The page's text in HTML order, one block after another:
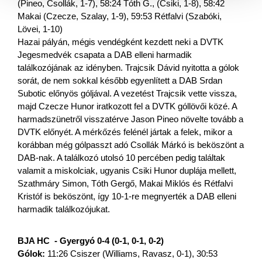
(Pineo, Csollák, 1-7), 58:24 Tóth G., (Csiki, 1-8), 58:42
Makai (Czecze, Szalay, 1-9), 59:53 Rétfalvi (Szabóki,
Lövei, 1-10)
Hazai pályán, mégis vendégként kezdett neki a DVTK
Jegesmedvék csapata a DAB elleni harmadik
találkozójának az idényben. Trajcsik Dávid nyitotta a gólok
sorát, de nem sokkal később egyenlített a DAB Srdan
Subotic előnyös góljával. A vezetést Trajcsik vette vissza,
majd Czecze Hunor iratkozott fel a DVTK góllövői közé. A
harmadszünetről visszatérve Jason Pineo növelte tovább a
DVTK előnyét. A mérkőzés felénél jártak a felek, mikor a
korábban még gólpasszt adó Csollák Márkó is beköszönt a
DAB-nak. A találkozó utolsó 10 percében pedig találtak
valamit a miskolciak, ugyanis Csiki Hunor duplája mellett,
Szathmáry Simon, Tóth Gergő, Makai Miklós és Rétfalvi
Kristóf is beköszönt, így 10-1-re megnyerték a DAB elleni
harmadik találkozójukat.
BJA HC  - Gyergyó 0-4 (0-1, 0-1, 0-2)
Gólok: 11:26 Csiszer (Williams, Ravasz, 0-1), 30:53